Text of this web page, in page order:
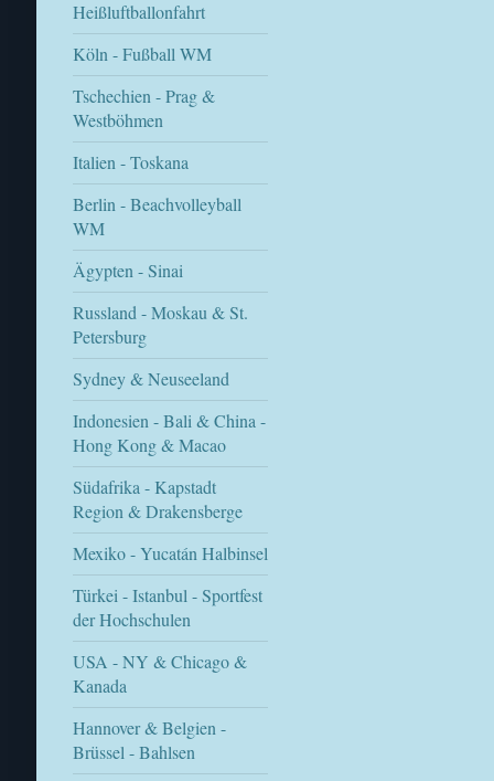
Heißluftballonfahrt
Köln - Fußball WM
Tschechien - Prag &
Westböhmen
Italien - Toskana
Berlin - Beachvolleyball
WM
Ägypten - Sinai
Russland - Moskau & St.
Petersburg
Sydney & Neuseeland
Indonesien - Bali & China -
Hong Kong & Macao
Südafrika - Kapstadt
Region & Drakensberge
Mexiko - Yucatán Halbinsel
Türkei - Istanbul - Sportfest
der Hochschulen
USA - NY & Chicago &
Kanada
Hannover & Belgien -
Brüssel - Bahlsen